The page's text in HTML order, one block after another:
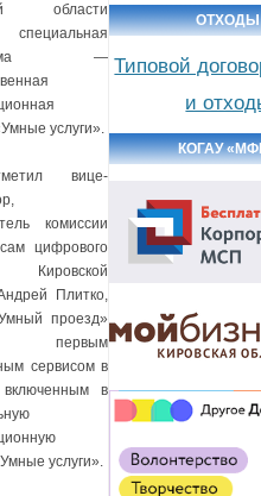
области
специальная
—
услуги».
вице-
комиссии
цифрового
Кировской
Плитко,
проезд»
первым
сервисом в
включенным в
услуги».
ОТХОДЫ
Типовой
и
КОГАУ